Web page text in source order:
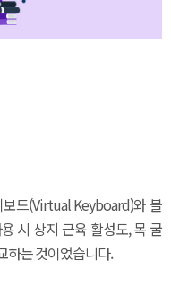
드(Virtual Keyboard)와 블
시 상지 근육 활성도, 목 굴
하는 것이었습니다.